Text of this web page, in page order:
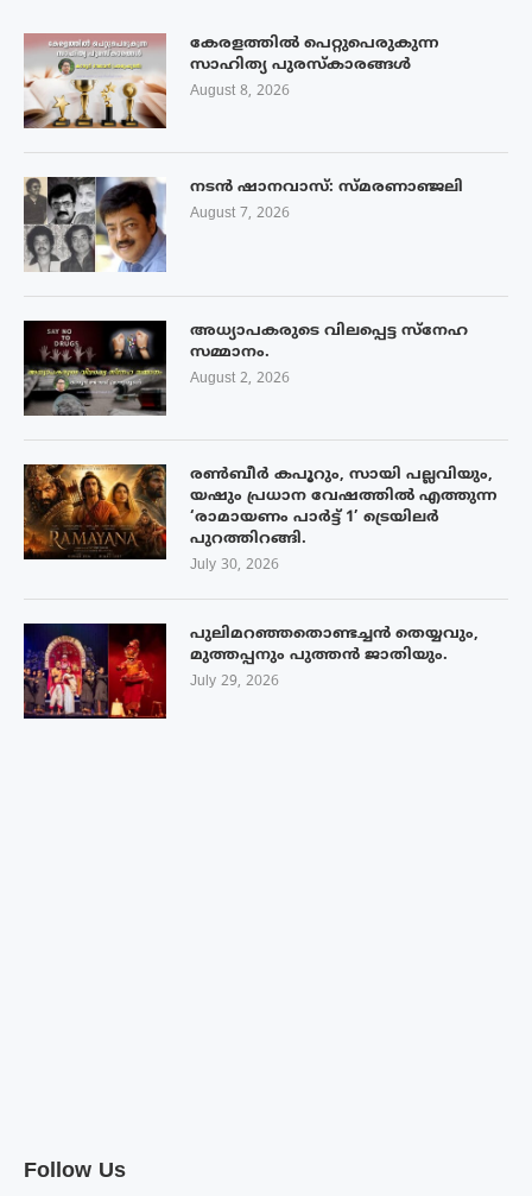
കേരളത്തിൽ പെറ്റുപെരുകുന്ന
സാഹിത്യ പുരസ്‌കാരങ്ങൾ
August 8, 2026
നടൻ ഷാനവാസ്: സ്മരണാഞ്ജലി
August 7, 2026
അധ്യാപകരുടെ വിലപ്പെട്ട സ്നേഹ
സമ്മാനം.
August 2, 2026
രൺബീർ കപൂറും, സായി പല്ലവിയും,
യഷും പ്രധാന വേഷത്തിൽ എത്തുന്ന
‘രാമായണം പാർട്ട് 1’ ട്രെയിലർ
പുറത്തിറങ്ങി.
July 30, 2026
പുലിമറഞ്ഞതൊണ്ടച്ചൻ തെയ്യവും,
മുത്തപ്പനും പുത്തൻ ജാതിയും.
July 29, 2026
Follow Us